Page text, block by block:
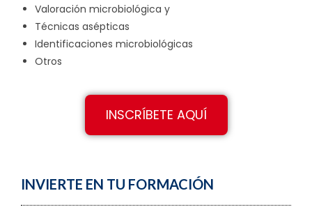
Valoración microbiológica y
Técnicas asépticas
Identificaciones microbiológicas
Otros
INSCRÍBETE AQUÍ
INVIERTE EN TU FORMACIÓN